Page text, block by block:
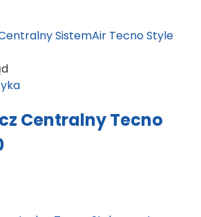
Centralny Tecno